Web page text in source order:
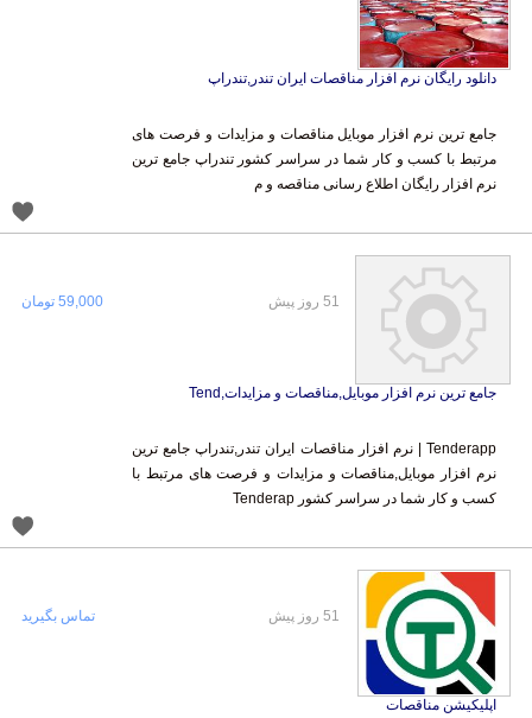
دانلود رایگان نرم افزار مناقصات ایران تندر,تندراپ
جامع ترین نرم افزار موبایل مناقصات و مزایدات و فرصت های
مرتبط با کسب و کار شما در سراسر کشور تندراپ جامع ترین
نرم افزار رایگان اطلاع رسانی مناقصه و م
جامع ترین نرم افزار موبایل,مناقصات و مزایدات,Tend
Tenderapp | نرم افزار مناقصات ایران تندر,تندراپ جامع ترین
نرم افزار موبایل,مناقصات و مزایدات و فرصت های مرتبط با
کسب و کار شما در سراسر کشور Tenderap
51 روز پیش 59,000 تومان
اپلیکیشن مناقصات
51 روز پیش تماس بگیرید